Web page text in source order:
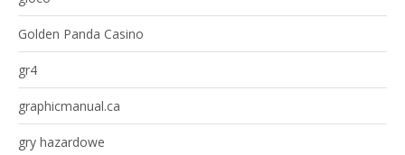
Golden Panda Casino
gr4
graphicmanual.ca
gry hazardowe